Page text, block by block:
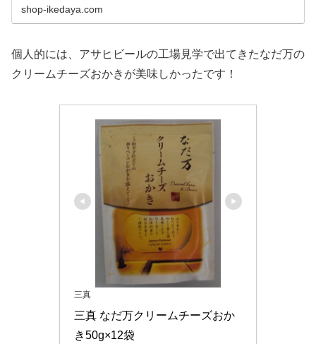
shop-ikedaya.com
個人的には、アサヒビールの工場見学で出てきたなだ万の
クリームチーズおかきが美味しかったです！
三真
三真 なだ万クリームチーズおか
き50g×12袋